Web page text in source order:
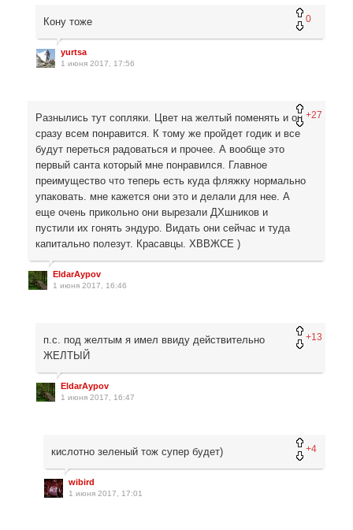
0
Кону тоже
yurtsa
1 июня 2017, 17:56
+27
Разнылись тут сопляки. Цвет на желтый поменять и он
сразу всем понравится. К тому же пройдет годик и все
будут переться радоваться и прочее. А вообще это
первый санта который мне понравился. Главное
преимущество что теперь есть куда фляжку нормально
упаковать. мне кажется они это и делали для нее. А
еще очень прикольно они вырезали ДХшников и
пустили их гонять эндуро. Видать они сейчас и туда
капитально полезут. Красавцы. ХВВЖСЕ )
EldarAypov
1 июня 2017, 16:46
+13
п.с. под желтым я имел ввиду действительно
ЖЕЛТЫЙ
EldarAypov
1 июня 2017, 16:47
+4
кислотно зеленый тож супер будет)
wibird
1 июня 2017, 17:01